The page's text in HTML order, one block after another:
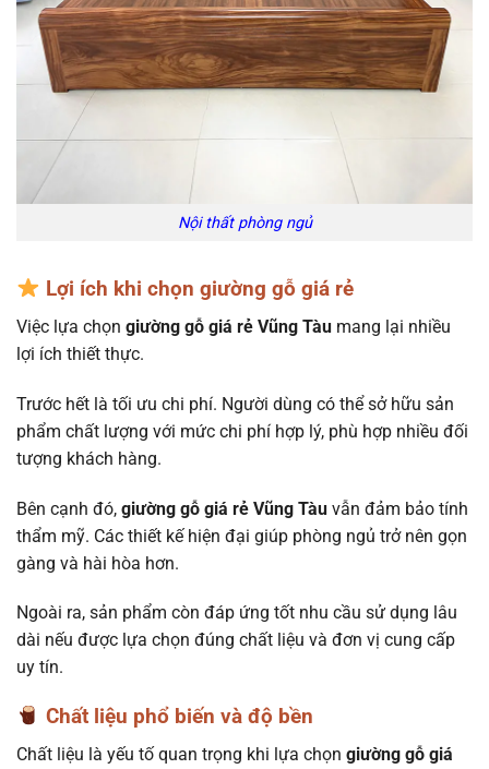
Nội thất phòng ngủ
Lợi ích khi chọn giường gỗ giá rẻ
Việc lựa chọn giường gỗ giá rẻ Vũng Tàu mang lại nhiều
lợi ích thiết thực.
Trước hết là tối ưu chi phí. Người dùng có thể sở hữu sản
phẩm chất lượng với mức chi phí hợp lý, phù hợp nhiều đối
tượng khách hàng.
Bên cạnh đó, giường gỗ giá rẻ Vũng Tàu vẫn đảm bảo tính
thẩm mỹ. Các thiết kế hiện đại giúp phòng ngủ trở nên gọn
gàng và hài hòa hơn.
Ngoài ra, sản phẩm còn đáp ứng tốt nhu cầu sử dụng lâu
dài nếu được lựa chọn đúng chất liệu và đơn vị cung cấp
uy tín.
Chất liệu phổ biến và độ bền
Chất liệu là yếu tố quan trọng khi lựa chọn giường gỗ giá